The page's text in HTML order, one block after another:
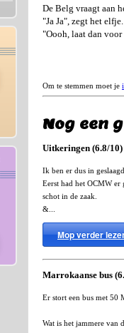
De Belg vraagt aan
"Ja Ja", zegt het elfje.
"Oooh, laat dan
Om te stemmen moet je
Nog een
Uitkeringen (6.8/10)
Ik ben er dus in
Eerst had het OCMW er
schot in de zaak.
&...
Mop verder
Marrokaanse bus
Er stort een bus met 50
Wat is het jammere van